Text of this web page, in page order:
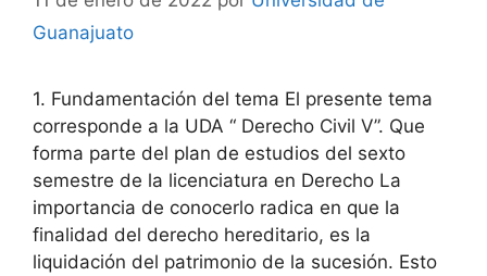
Guanajuato
1. Fundamentación del tema El presente tema
corresponde a la UDA “ Derecho Civil V”. Que
forma parte del plan de estudios del sexto
semestre de la licenciatura en Derecho La
importancia de conocerlo radica en que la
finalidad del derecho hereditario, es la
liquidación del patrimonio de la sucesión. Esto